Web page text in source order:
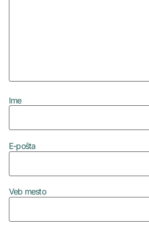
Ime
E-pošta
Veb mesto